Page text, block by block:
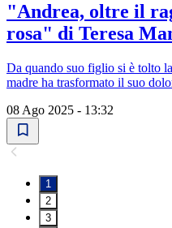
"Andrea, oltre il
rosa" di Teresa
Da quando suo figlio si è tolto
madre ha trasformato il suo
08 Ago 2025 - 13:32
1
2
3